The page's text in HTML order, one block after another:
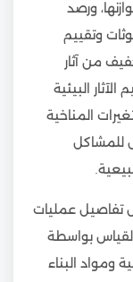
ورصد
وتقييم
من آثار
الآثار البيئية
المناخية
للمشاكل
تفاصيل عمليات
بواسطة
ومواد البناء